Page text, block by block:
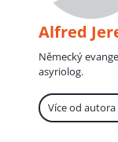
Alfred
Německý
asyriolog.
Více od autora